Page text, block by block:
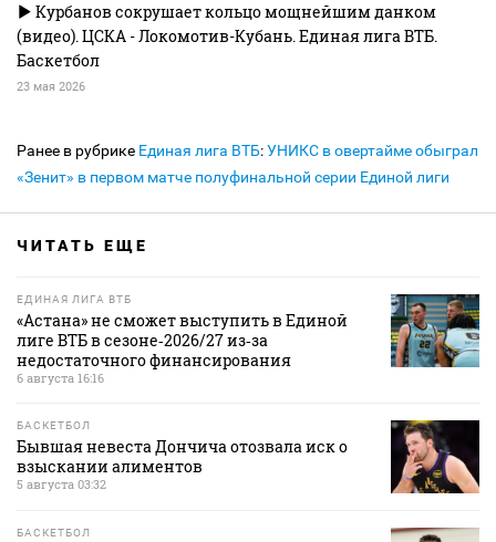
Курбанов сокрушает кольцо мощнейшим данком
(видео). ЦСКА - Локомотив-Кубань. Единая лига ВТБ.
Баскетбол
23 мая 2026
Ранее в рубрике Единая лига ВТБ:УНИКС в овертайме обыграл
«Зенит» в первом матче полуфинальной серии Единой лиги
ЧИТАТЬ ЕЩЕ
ЕДИНАЯ ЛИГА ВТБ
«Астана» не сможет выступить в Единой
лиге ВТБ в сезоне‑2026/27 из‑за
недостаточного финансирования
6 августа 16:16
БАСКЕТБОЛ
Бывшая невеста Дончича отозвала иск о
взыскании алиментов
5 августа 03:32
БАСКЕТБОЛ